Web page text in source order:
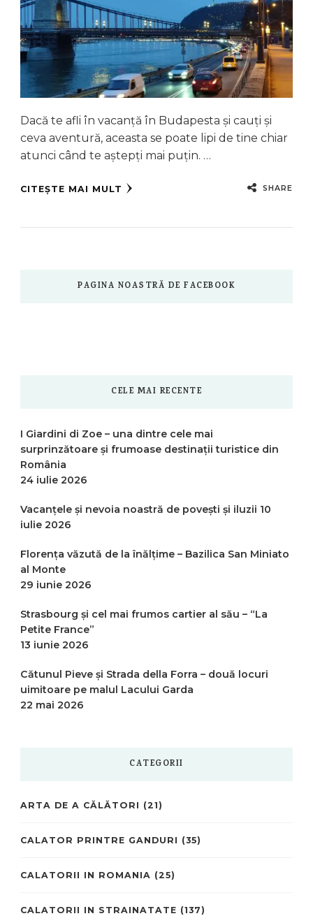
Dacă te afli în vacanță în Budapesta și cauți și
ceva aventură, aceasta se poate lipi de tine chiar
atunci când te aștepți mai puțin. …
CITEȘTE MAI MULT SHARE
PAGINA NOASTRĂ DE FACEBOOK
CELE MAI RECENTE
I Giardini di Zoe – una dintre cele mai
surprinzătoare și frumoase destinații turistice din
România
24 iulie 2026
Vacanțele și nevoia noastră de povești și iluzii 10
iulie 2026
Florența văzută de la înălțime – Bazilica San Miniato
al Monte
29 iunie 2026
Strasbourg și cel mai frumos cartier al său – “La
Petite France”
13 iunie 2026
Cătunul Pieve și Strada della Forra – două locuri
uimitoare pe malul Lacului Garda
22 mai 2026
CATEGORII
ARTA DE A CĂLĂTORI (21)
CALATOR PRINTRE GANDURI (35)
CALATORII IN ROMANIA (25)
CALATORII IN STRAINATATE (137)